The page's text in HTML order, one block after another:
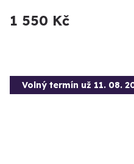
1 550 Kč
Volný termín už 11. 08.